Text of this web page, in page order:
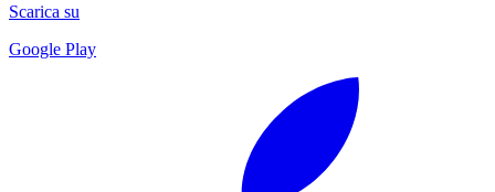
Scarica su
Google Play